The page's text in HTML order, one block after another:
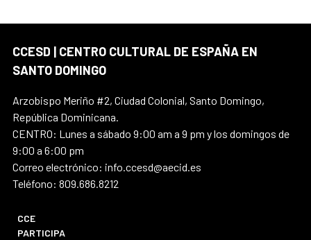
CCESD | CENTRO CULTURAL DE ESPAÑA EN
SANTO DOMINGO
Arzobispo Meriño #2, Ciudad Colonial, Santo Domingo,
República Dominicana.
CENTRO: Lunes a sábado 9:00 am a 9 pm y los domingos de
9:00 a 6:00 pm
Correo electrónico: info.ccesd@aecid.es
Teléfono: 809.686.8212
CCE
PARTICIPA